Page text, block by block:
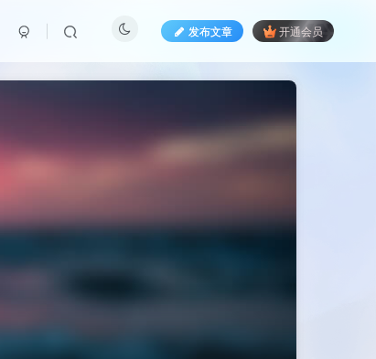
发布文章 开通会员